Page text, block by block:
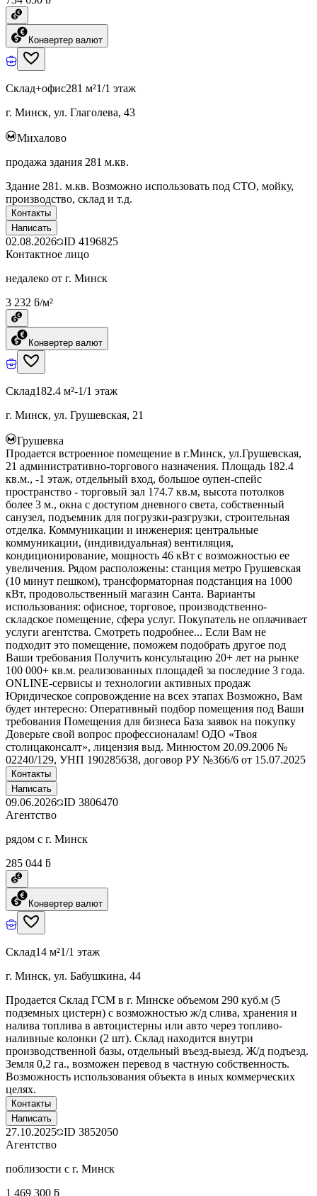
Конвертер валют
Склад+офис281 м²1/1 этаж
г. Минск, ул. Глаголева, 43
Михалово
продажа здания 281 м.кв.
Здание 281. м.кв. Возможно использовать под СТО, мойку,
производство, склад и т.д.
Контакты
Написать
02.08.2026 ID 4196825
Контактное лицо
недалеко от г. Минск
3 232 ƃ/м²
Конвертер валют
Склад182.4 м²-1/1 этаж
г. Минск, ул. Грушевская, 21
Грушевка
Продается встроенное помещение в г.Минск, ул.Грушевская,
21 административно-торгового назначения. Площадь 182.4
кв.м., -1 этаж, отдельный вход, большое оупен-спейс
пространство - торговый зал 174.7 кв.м, высота потолков
более 3 м., окна с доступом дневного света, собственный
санузел, подъемник для погрузки-разгрузки, строительная
отделка. Коммуникации и инженерия: центральные
коммуникации, (индивидуальная) вентиляция,
кондиционирование, мощность 46 кВт с возможностью ее
увеличения. Рядом расположены: станция метро Грушевская
(10 минут пешком), трансформаторная подстанция на 1000
кВт, продовольственный магазин Санта. Варианты
использования: офисное, торговое, производственно-
складское помещение, сфера услуг. Покупатель не оплачивает
услуги агентства. Смотреть подробнее... Если Вам не
подходит это помещение, поможем подобрать другое под
Ваши требования Получить консультацию 20+ лет на рынке
100 000+ кв.м. реализованных площадей за последние 3 года.
ONLINE-сервисы и технологии активных продаж
Юридическое сопровождение на всех этапах Возможно, Вам
будет интересно: Оперативный подбор помещения под Ваши
требования Помещения для бизнеса База заявок на покупку
Доверьте свой вопрос профессионалам! ОДО «Твоя
столицаконсалт», лицензия выд. Минюстом 20.09.2006 №
02240/129, УНП 190285638, договор РУ №366/6 от 15.07.2025
Контакты
Написать
09.06.2026 ID 3806470
Агентство
рядом с г. Минск
285 044 ƃ
Конвертер валют
Склад14 м²1/1 этаж
г. Минск, ул. Бабушкина, 44
Продается Склад ГСМ в г. Минске объемом 290 куб.м (5
подземных цистерн) с возможностью ж/д слива, хранения и
налива топлива в автоцистерны или авто через топливо-
наливные колонки (2 шт). Склад находится внутри
производственной базы, отдельный въезд-выезд. Ж/д подъезд.
Земля 0,2 га., возможен перевод в частную собственность.
Возможность использования объекта в иных коммерческих
целях.
Контакты
Написать
27.10.2025 ID 3852050
Агентство
поблизости с г. Минск
1 469 300 ƃ